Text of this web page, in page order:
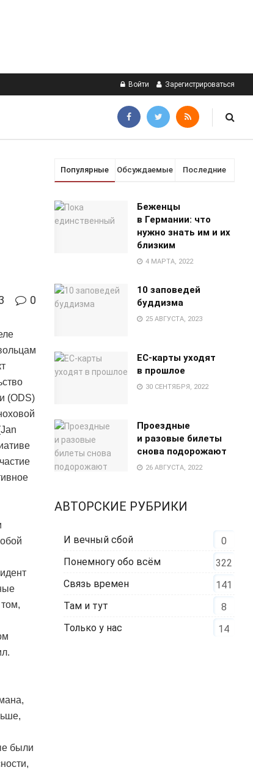
Войти Зарегистрироваться
0
(ODS)
были
Популярные Обсуждаемые Последние
Беженцы
в Германии: что
нужно знать им и их
близким
4 МАРТА, 2022
10 заповедей
буддизма
25 АВГУСТА, 2023
EC-карты уходят
в прошлое
30 СЕНТЯБРЯ, 2022
Проездные
и разовые билеты
снова подорожают
26 АВГУСТА, 2022
АВТОРСКИЕ РУБРИКИ
И вечный сбой
0
Понемногу обо всём
322
Связь времен
141
Там и тут
8
Только у нас
14